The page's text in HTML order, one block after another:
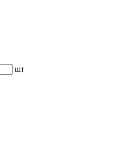
шт